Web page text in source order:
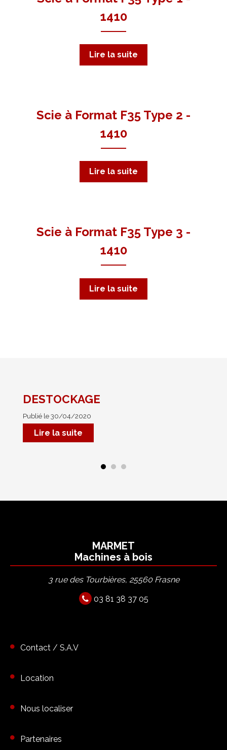
1410
Lire la suite
Scie à Format F35 Type 2 -
1410
Lire la suite
Scie à Format F35 Type 3 -
1410
Lire la suite
DESTOCKAGE
Publié le 30/04/2020
Lire la suite
MARMET
Machines à bois
3 rue des Tourbières, 25560 Frasne
03 81 38 37 05
Contact / S.A.V
Location
Nous localiser
Partenaires